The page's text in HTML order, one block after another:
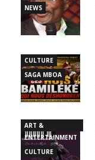
NEWS
CULTURE
SAGA MBOA
ART &
ENTERTAINMENT
CULTURE